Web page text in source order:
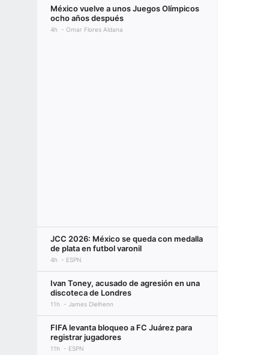
México vuelve a unos Juegos Olímpicos
ocho años después
4h Omar Flores Aldana
JCC 2026: México se queda con medalla
de plata en futbol varonil
4h ESPN
Ivan Toney, acusado de agresión en una
discoteca de Londres
11h James Dielhenn
FIFA levanta bloqueo a FC Juárez para
registrar jugadores
11h ESPN